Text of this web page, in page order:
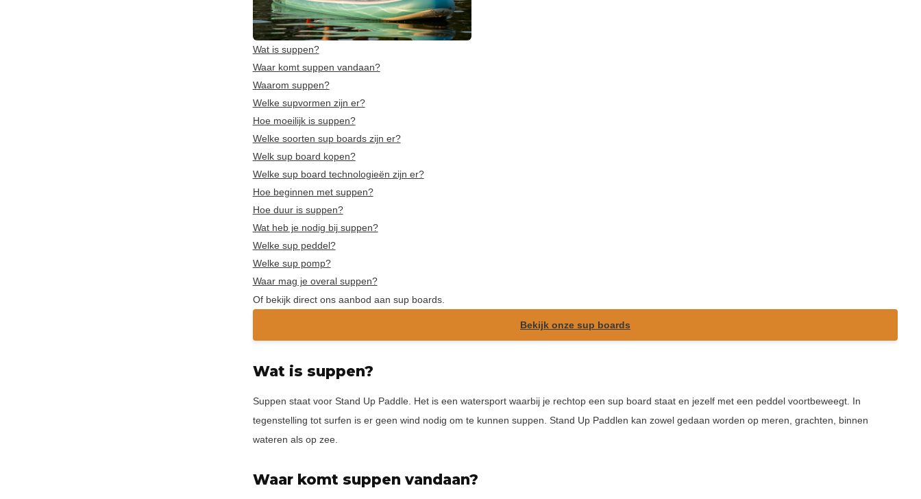
Wat is suppen?
Waar komt suppen vandaan?
Waarom suppen?
Welke supvormen zijn er?
Hoe moeilijk is suppen?
Welke soorten sup boards zijn er?
Welk sup board kopen?
Welke sup board technologieën zijn er?
Hoe beginnen met suppen?
Hoe duur is suppen?
Wat heb je nodig bij suppen?
Welke sup peddel?
Welke sup pomp?
Waar mag je overal suppen?
Of bekijk direct ons aanbod aan sup boards.
Bekijk onze sup boards
Wat is suppen?
Suppen staat voor Stand Up Paddle. Het is een watersport waarbij je rechtop een sup board staat en jezelf met een peddel voortbeweegt. In
tegenstelling tot surfen is er geen wind nodig om te kunnen suppen. Stand Up Paddlen kan zowel gedaan worden op meren, grachten, binnen
wateren als op zee.
Waar komt suppen vandaan?